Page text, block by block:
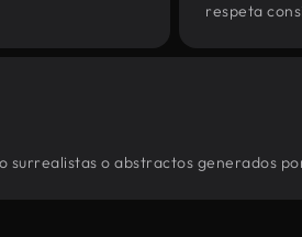
respeta
o abstractos generados